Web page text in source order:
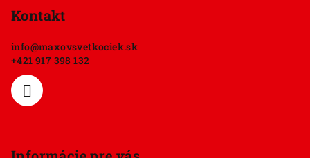
Kontakt
info@maxovsvetkociek.sk
+421 917 398 132